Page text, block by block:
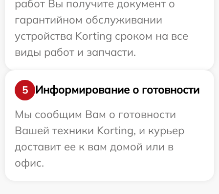
работ Вы получите документ о
гарантийном обслуживании
устройства Korting сроком на все
виды работ и запчасти.
5
Информирование о готовности
Мы сообщим Вам о готовности
Вашей техники Korting, и курьер
доставит ее к вам домой или в
офис.